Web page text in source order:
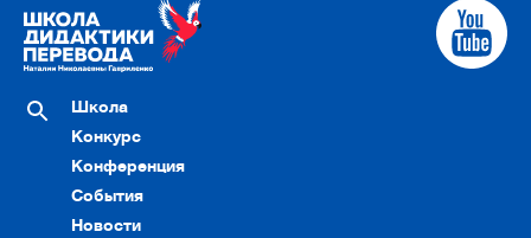
Школа
Конкурс
Конференция
События
Новости